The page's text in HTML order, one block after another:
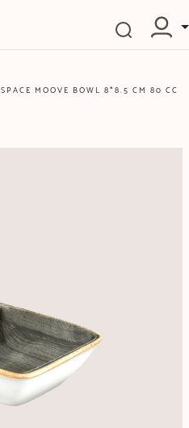
SPACE MOOVE BOWL 8*8.5 CM 80 CC